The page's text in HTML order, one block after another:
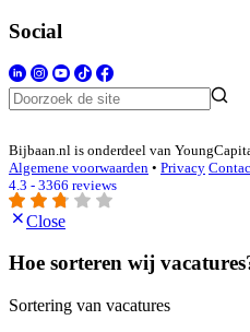
Social
Bijbaan.nl is onderdeel van
Algemene voorwaarden • Privacy
4.3 - 3366 reviews
Close
Hoe sorteren wij
Sortering van vacatures